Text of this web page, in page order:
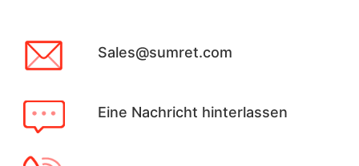
Sales@sumret.com
Eine Nachricht hinterlassen